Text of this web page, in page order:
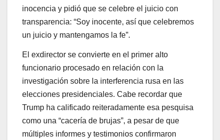
inocencia y pidió que se celebre el juicio con
transparencia: “Soy inocente, así que celebremos
un juicio y mantengamos la fe”.
El exdirector se convierte en el primer alto
funcionario procesado en relación con la
investigación sobre la interferencia rusa en las
elecciones presidenciales. Cabe recordar que
Trump ha calificado reiteradamente esa pesquisa
como una “cacería de brujas”, a pesar de que
múltiples informes y testimonios confirmaron